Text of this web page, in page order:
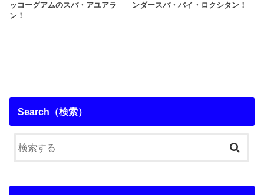
ッコーグアムのスパ・アユアラ
ン！
ンダースパ・バイ・ロクシタン！
Search（検索）